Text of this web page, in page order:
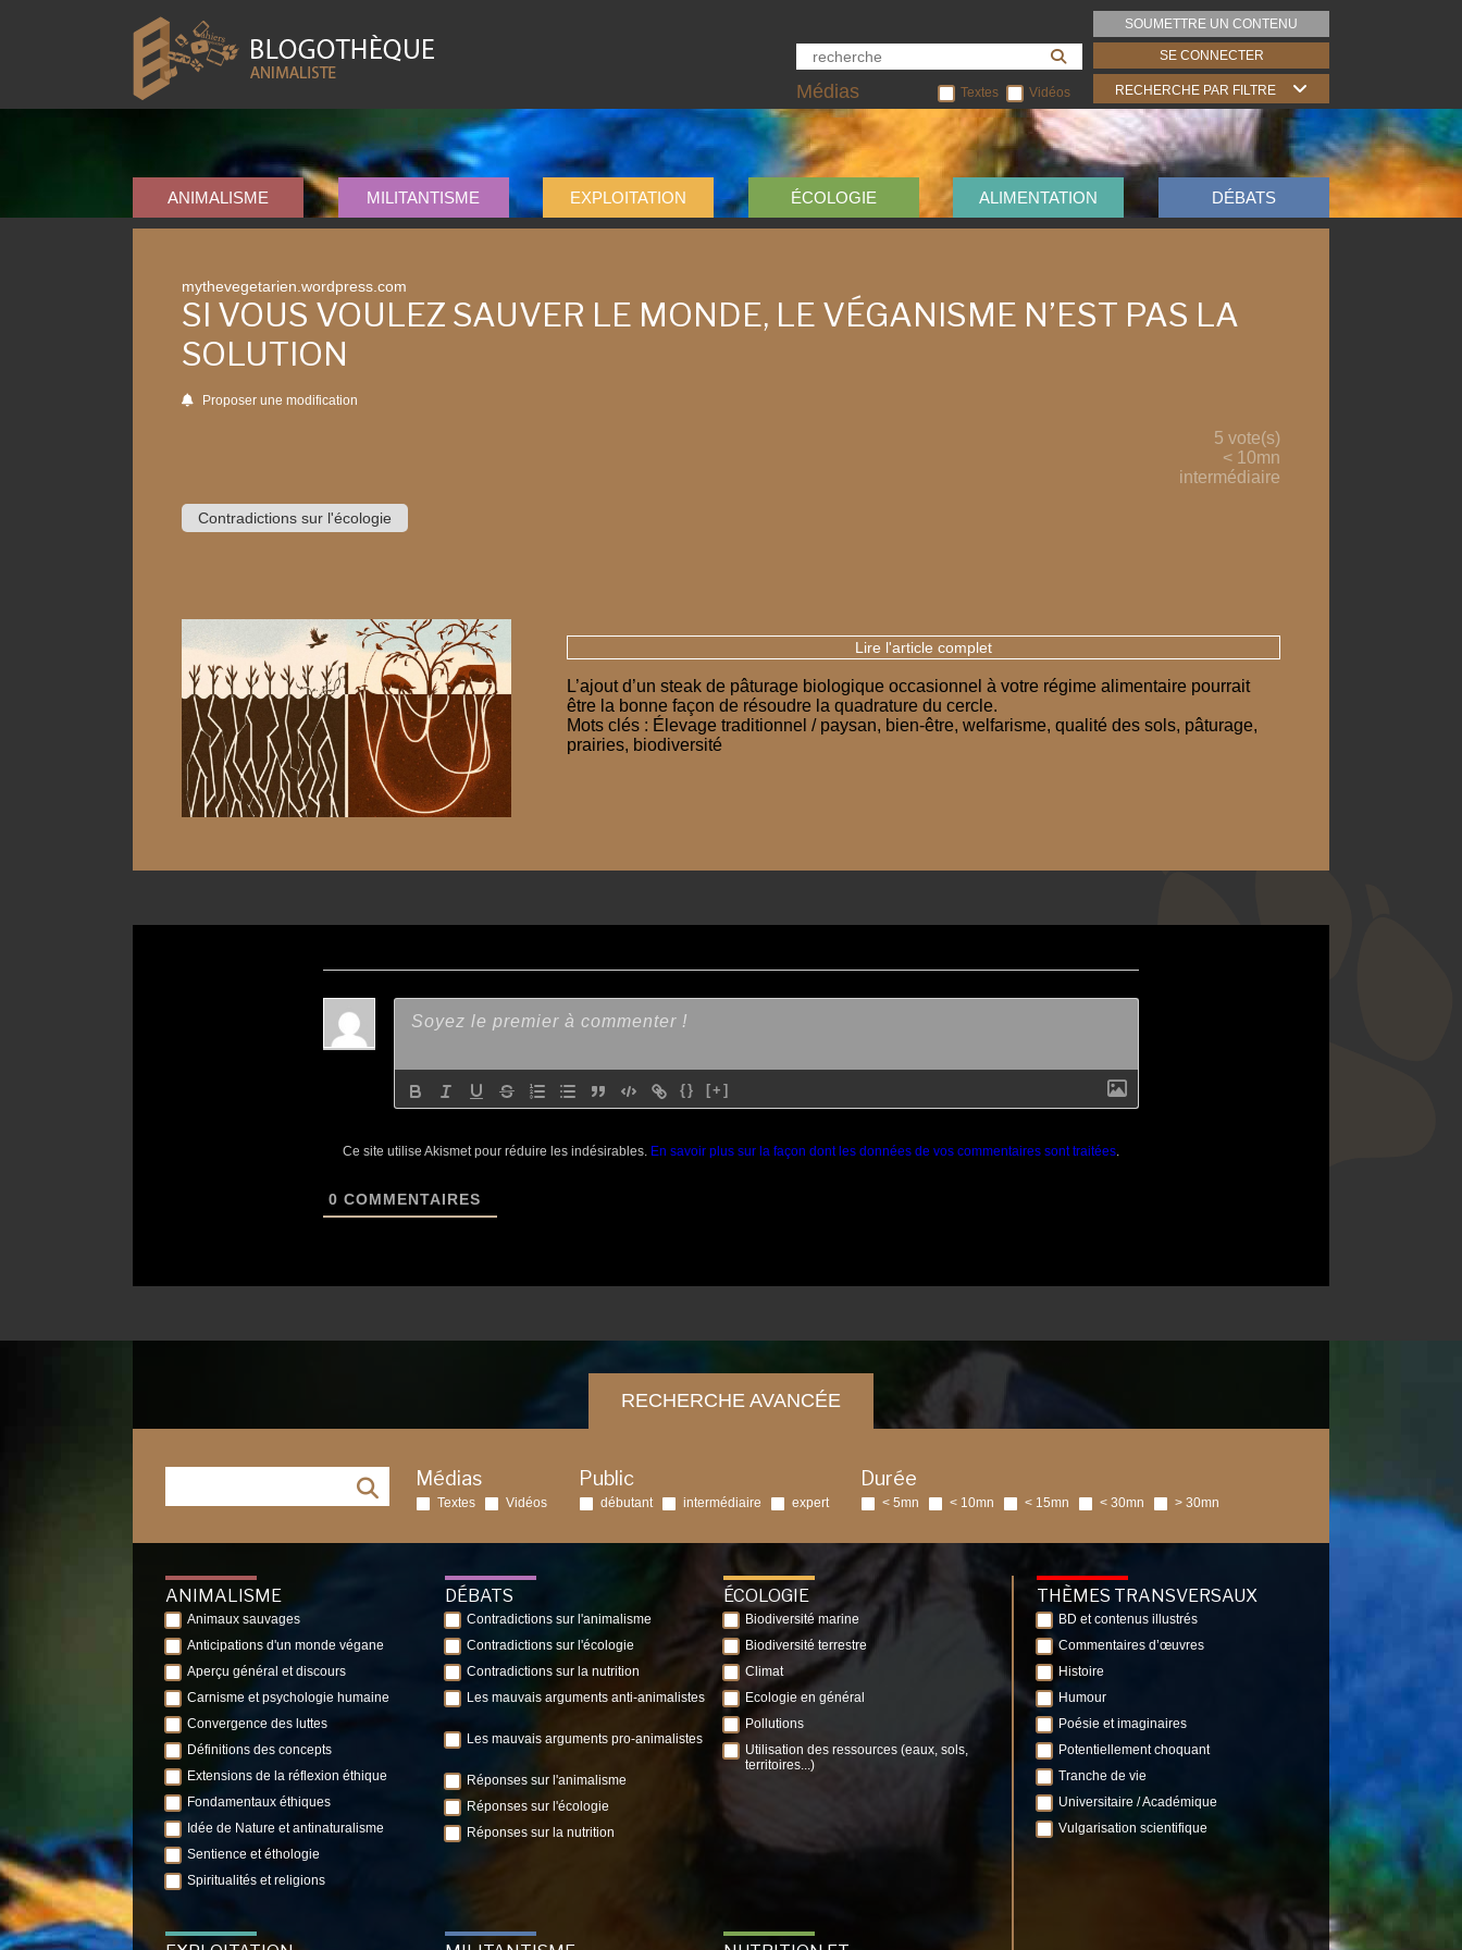
Médias Textes Vidéos
SOUMETTRE UN CONTENU
SE CONNECTER
RECHERCHE PAR FILTRE
ANIMALISME MILITANTISME EXPLOITATION ÉCOLOGIE ALIMENTATION DÉBATS
mythevegetarien.wordpress.com
SI VOUS VOULEZ SAUVER LE MONDE, LE VÉGANISME N’EST PAS LA
SOLUTION
Proposer une modification
5 vote(s)
< 10mn
intermédiaire
Contradictions sur l'écologie
Lire l'article complet
L’ajout d’un steak de pâturage biologique occasionnel à votre régime alimentaire pourrait
être la bonne façon de résoudre la quadrature du cercle.
Mots clés : Élevage traditionnel / paysan, bien-être, welfarisme, qualité des sols, pâturage,
prairies, biodiversité
{} [+]
Ce site utilise Akismet pour réduire les indésirables. En savoir plus sur la façon dont les données de vos commentaires sont traitées
0 COMMENTAIRES
RECHERCHE AVANCÉE
Médias
Textes Vidéos
Public
débutant intermédiaire expert
Durée
< 5mn < 10mn < 15mn < 30mn > 30mn
ANIMALISME
Animaux sauvages
Anticipations d'un monde végane
Aperçu général et discours
Carnisme et psychologie humaine
Convergence des luttes
Définitions des concepts
Extensions de la réflexion éthique
Fondamentaux éthiques
Idée de Nature et antinaturalisme
Sentience et éthologie
Spiritualités et religions
DÉBATS
Contradictions sur l'animalisme
Contradictions sur l'écologie
Contradictions sur la nutrition
Les mauvais arguments anti-animalistes
Les mauvais arguments pro-animalistes
Réponses sur l'animalisme
Réponses sur l'écologie
Réponses sur la nutrition
ÉCOLOGIE
Biodiversité marine
Biodiversité terrestre
Climat
Ecologie en général
Pollutions
Utilisation des ressources (eaux, sols,
territoires...)
THÈMES TRANSVERSAUX
BD et contenus illustrés
Commentaires d’œuvres
Histoire
Humour
Poésie et imaginaires
Potentiellement choquant
Tranche de vie
Universitaire / Académique
Vulgarisation scientifique